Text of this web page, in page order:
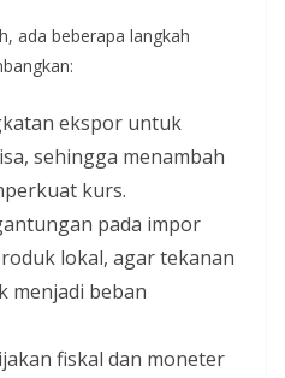
ada beberapa langkah
ekspor untuk
sehingga menambah
kurs.
pada impor
lokal, agar tekanan
menjadi beban
fiskal dan moneter